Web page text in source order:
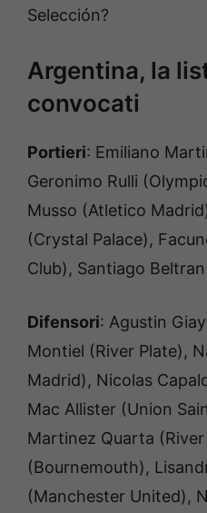
Selección?
Argentina, la
convocati
Portieri: Emiliano
Geronimo Rulli
Musso (Atletico
(Crystal Palace),
Club), Santiago
Difensori: Agustin
Montiel (River Plate),
Madrid), Nicolas
Mac Allister (Union
Martinez Quarta
(Bournemouth),
(Manchester United),